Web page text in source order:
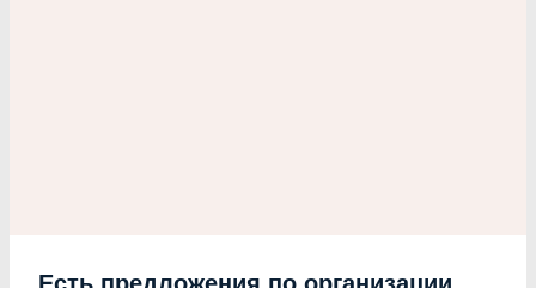
Есть предложения по организации